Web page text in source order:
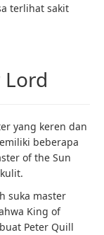
terlihat sakit
Lord
yang keren dan
beberapa
of the Sun
suka master
King of
Peter Quill